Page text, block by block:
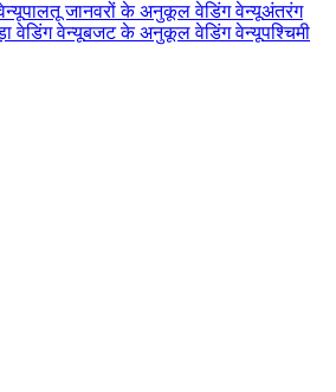
पालतू जानवरों के अनुकूल वेडिंग वेन्यूअंतरंग
वेडिंग वेन्यूबजट के अनुकूल वेडिंग वेन्यूपश्चिमी